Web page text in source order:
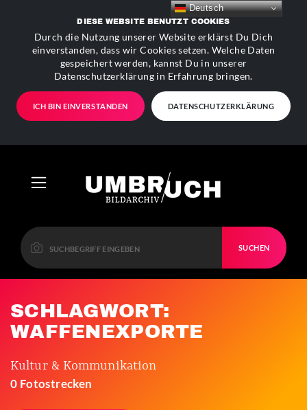
DIESE WEBSITE BENUTZT COOKIES
Durch die Nutzung unserer Website erklärst Du Dich
einverstanden, dass wir Cookies setzen. Welche Daten
gespeichert werden, kannst Du in unserer
Datenschutzerklärung in Erfahrung bringen.
ICH BIN EINVERSTANDEN DATENSCHUTZERKLÄRUNG
SUCHEN
SCHLAGWORT:
WAFFENEXPORTE
Kultur & Kommunikation
0 Fotostrecken
Deutsch